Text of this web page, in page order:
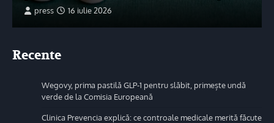
press 16 iulie 2026
Recente
Wegovy, prima pastilă GLP-1 pentru slăbit, primește undă
verde de la Comisia Europeană
Clinica Prevencia explică: ce controale medicale merită făcute